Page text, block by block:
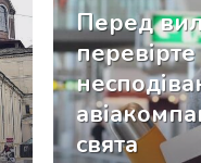
Перед
перевірте
свята